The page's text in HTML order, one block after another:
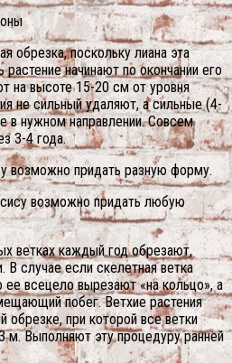
обрезка, поскольку лиана эта
начинают по окончании его
на высоте 15-20 см от уровня
не сильный удаляют, а сильные (4-
в нужном направлении. Совсем
3-4 года.
возможно придать разную форму.
возможно придать любую
ветках каждый год обрезают,
В случае если скелетная ветка
всецело вырезают «на кольцо», а
побег. Ветхие растения
при которой все ветки
м. Выполняют эту процедуру ранней